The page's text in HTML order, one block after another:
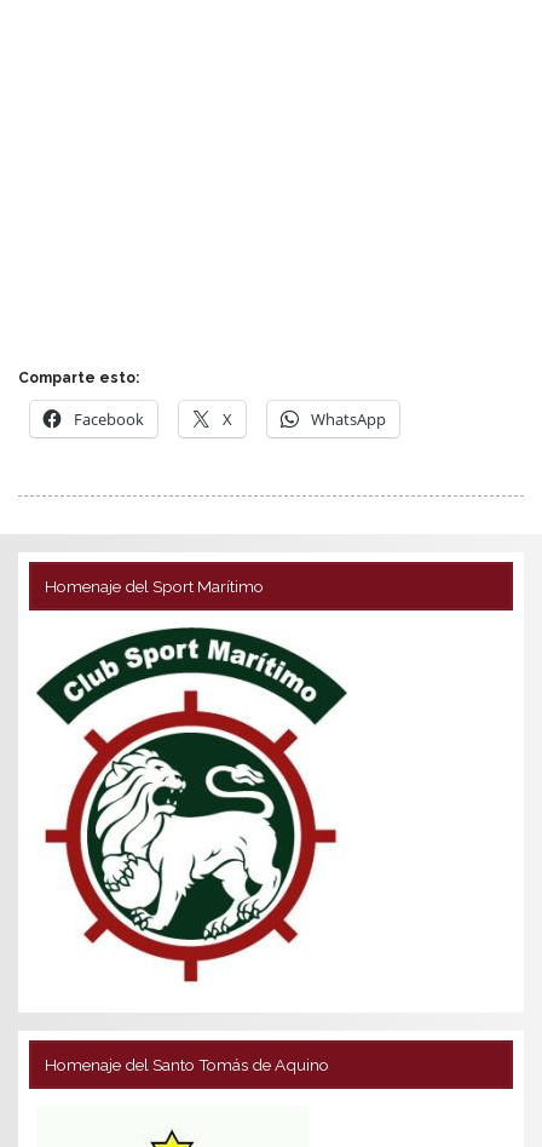
Comparte esto:
Facebook X WhatsApp
Homenaje del Sport Marítimo
Homenaje del Santo Tomás de Aquino